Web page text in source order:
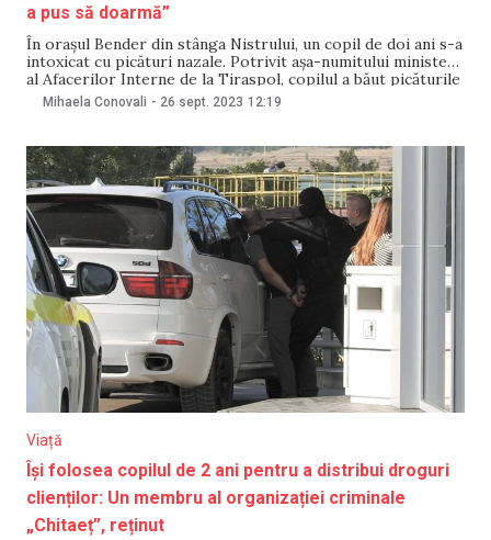
a pus să doarmă”
În orașul Bender din stânga Nistrului, un copil de doi ani s-a
intoxicat cu picături nazale. Potrivit așa-numitului minister
al Afacerilor Interne de la Tiraspol, copilul a băut picăturile
și a ajuns la spital, în secția de terapie intensivă, fiind
diagnosticat cu „intoxicație casnică acută și infecție
Mihaela Conovali - 26 sept. 2023 12:19
Viață
Își folosea copilul de 2 ani pentru a distribui droguri
clienților: Un membru al organizației criminale
„Chitaeț”, reținut